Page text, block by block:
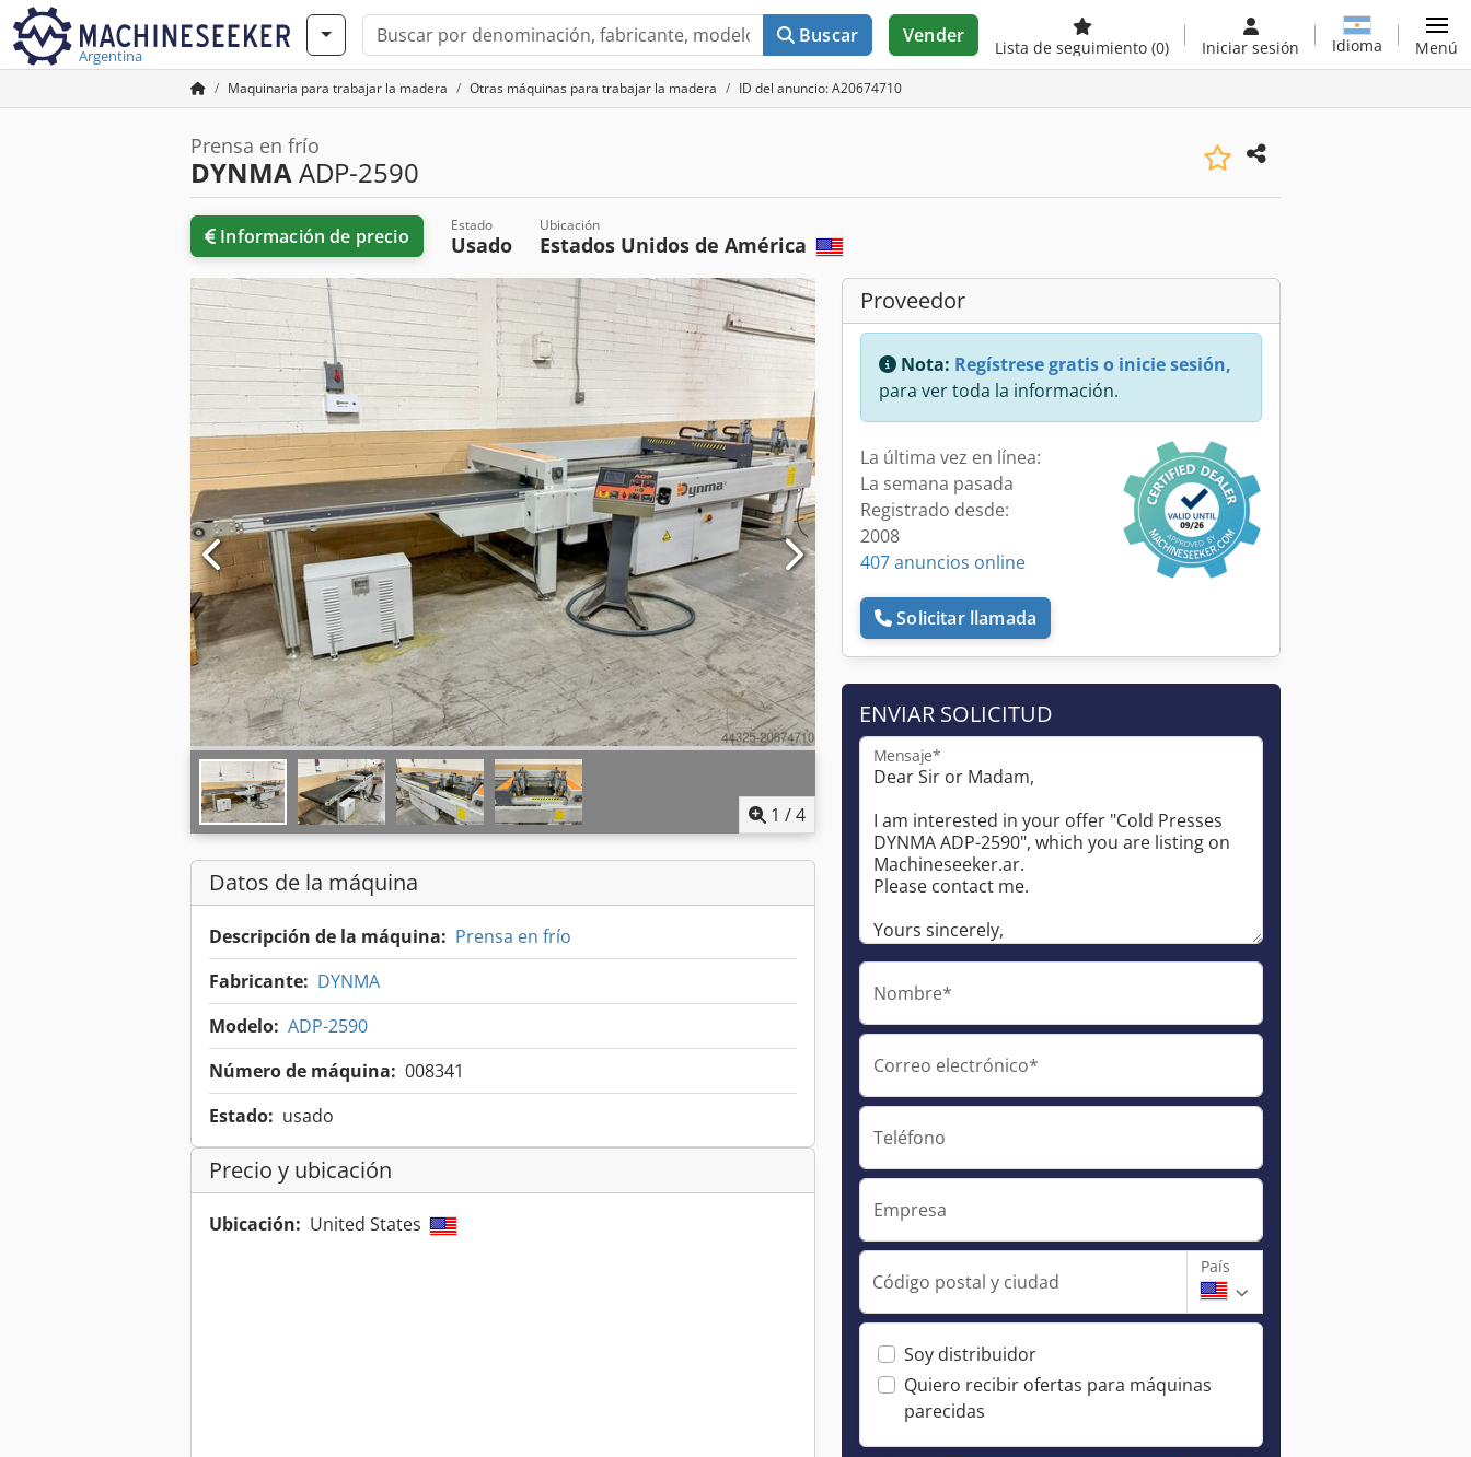
Argentina
Buscar Vender
Lista de seguimiento (0) Iniciar sesión Idioma Menú
Maquinaria para trabajar la madera Otras máquinas para trabajar la madera ID del anuncio: A20674710
Prensa en frío
DYNMAADP-2590
Información de precio Estado
Usado
Ubicación
Estados Unidos de América
1 /4
Datos de la máquina
Descripción de la máquina: Prensa en frío
Fabricante: DYNMA
Modelo: ADP-2590
Número de máquina: 008341
Estado: usado
Precio y ubicación
Ubicación: United States
Proveedor
Nota: Regístrese gratis o inicie sesión,
para ver toda la información.
La última vez en línea:
La semana pasada
Registrado desde:
2008
407 anuncios online
Solicitar llamada
ENVIAR SOLICITUD
Mensaje*
Nombre*
Correo electrónico*
Teléfono
Empresa
Código postal y ciudad
País
Soy distribuidor
Quiero recibir ofertas para máquinas
parecidas